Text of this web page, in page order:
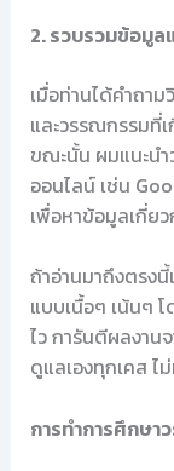
2. รวบรวมข้อมู
เมื่อท่านได้คำถา
และวรรณกรรมที่
ขณะนั้น ผมแนะนำ
ออนไลน์ เช่น
เพื่อหาข้อมูลเกี่ย
ถ้าอ่านมาถึงตรง
แบบเนื้อๆ เน้นๆ
ไว การันตีผลงาน
ดูแลเองทุกเคส ไ
การทำการศึกษ